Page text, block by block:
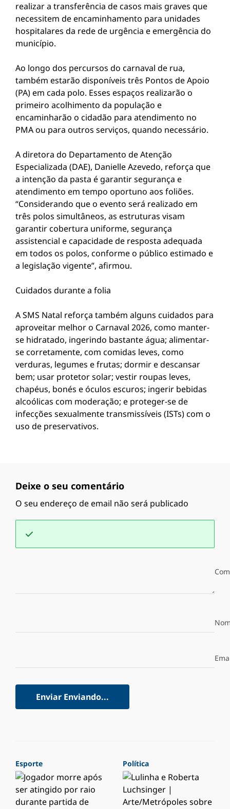
realizar a transferência de casos mais graves que
necessitem de encaminhamento para unidades
hospitalares da rede de urgência e emergência do
município.
Ao longo dos percursos do carnaval de rua,
também estarão disponíveis três Pontos de Apoio
(PA) em cada polo. Esses espaços realizarão o
primeiro acolhimento da população e
encaminharão o cidadão para atendimento no
PMA ou para outros serviços, quando necessário.
A diretora do Departamento de Atenção
Especializada (DAE), Danielle Azevedo, reforça que
a intenção da pasta é garantir segurança e
atendimento em tempo oportuno aos foliões.
“Considerando que o evento será realizado em
três polos simultâneos, as estruturas visam
garantir cobertura uniforme, segurança
assistencial e capacidade de resposta adequada
em todos os polos, conforme o público estimado e
a legislação vigente”, afirmou.
Cuidados durante a folia
A SMS Natal reforça também alguns cuidados para
aproveitar melhor o Carnaval 2026, como manter-
se hidratado, ingerindo bastante água; alimentar-
se corretamente, com comidas leves, como
verduras, legumes e frutas; dormir e descansar
bem; usar protetor solar; vestir roupas leves,
chapéus, bonés e óculos escuros; ingerir bebidas
alcoólicas com moderação; e proteger-se de
infecções sexualmente transmissíveis (ISTs) com o
uso de preservativos.
Deixe o seu comentário
O seu endereço de email não será publicado
Enviar Enviando...
Esporte Política